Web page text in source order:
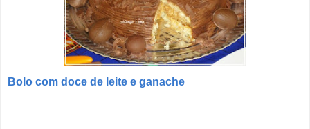
Bolo com doce de leite e ganache